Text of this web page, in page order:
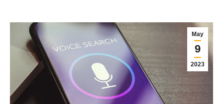
May
9
2023